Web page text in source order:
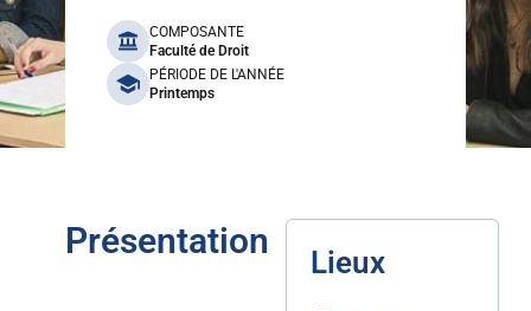
benefits
COMPOSANTE
Faculté de Droit
PÉRIODE DE L'ANNÉE
Printemps
Présentation
Lieux